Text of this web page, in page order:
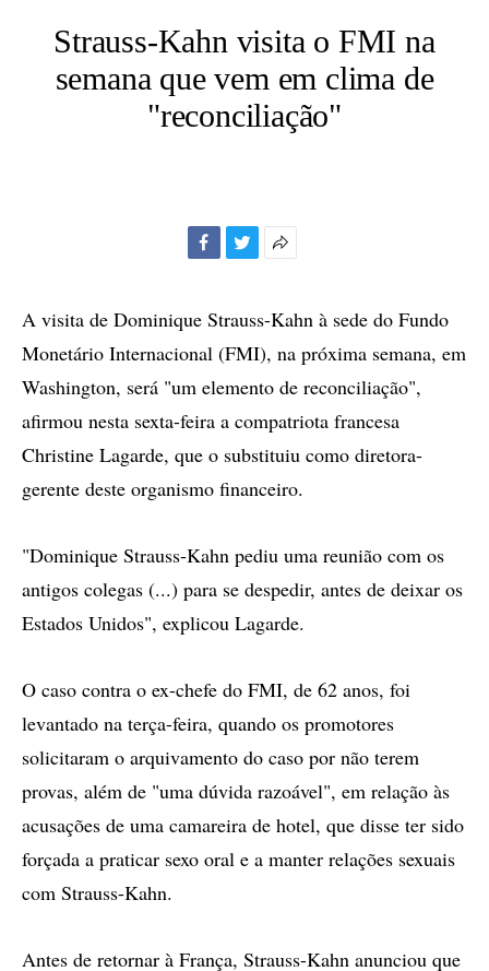
Strauss-Kahn visita o FMI na
semana que vem em clima de
"reconciliação"
compartilhamento
A visita de Dominique Strauss-Kahn à sede do Fundo
Monetário Internacional (FMI), na próxima semana, em
Washington, será "um elemento de reconciliação",
afirmou nesta sexta-feira a compatriota francesa
Christine Lagarde, que o substituiu como diretora-
gerente deste organismo financeiro.
"Dominique Strauss-Kahn pediu uma reunião com os
antigos colegas (...) para se despedir, antes de deixar os
Estados Unidos", explicou Lagarde.
O caso contra o ex-chefe do FMI, de 62 anos, foi
levantado na terça-feira, quando os promotores
solicitaram o arquivamento do caso por não terem
provas, além de "uma dúvida razoável", em relação às
acusações de uma camareira de hotel, que disse ter sido
forçada a praticar sexo oral e a manter relações sexuais
com Strauss-Kahn.
Antes de retornar à França, Strauss-Kahn anunciou que